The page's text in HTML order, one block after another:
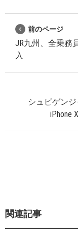
前のページ
JR九州、全乗務
入
シュピゲン
iPhone
関連記事